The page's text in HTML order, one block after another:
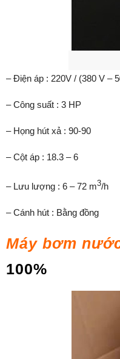
– Điện áp : 220V / (380 V –
– Công suất : 3 HP
– Họng hút xả : 90-90
– Cột áp : 18.3 – 6
– Lưu lượng : 6 – 72 m3/h
– Cánh hút : Bằng đồng
Máy bơm
100%